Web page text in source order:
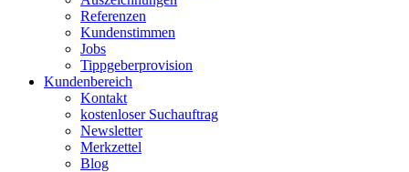
Referenzen
Kundenstimmen
Jobs
Tippgeberprovision
Kundenbereich
Kontakt
kostenloser Suchauftrag
Newsletter
Merkzettel
Blog